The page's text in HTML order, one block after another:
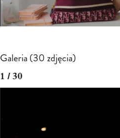
Galeria (30 zdjęcia)
1 / 30